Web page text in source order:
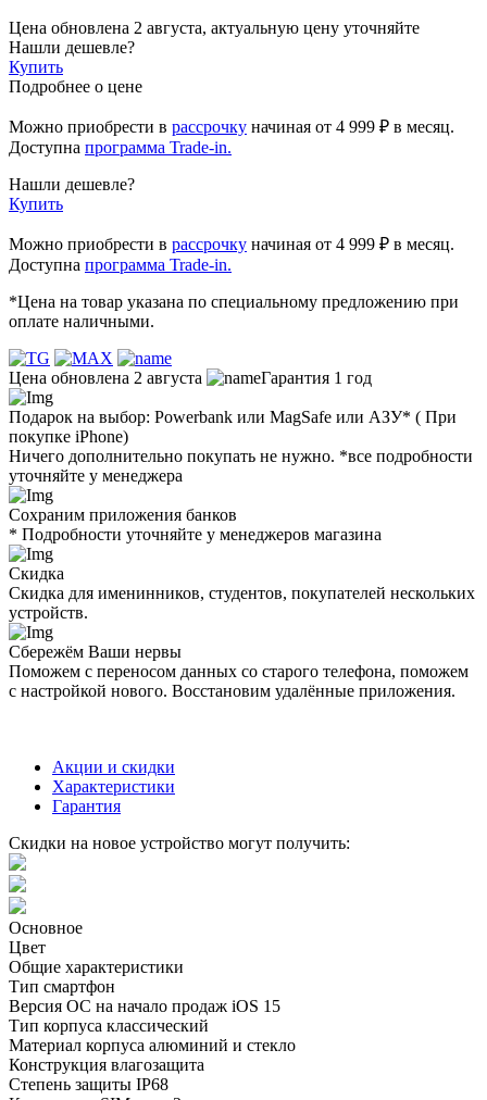
Цена обновлена 2 августа, актуальную цену уточняйте
Нашли дешевле?
Купить
Подробнее о цене
Можно приобрести в рассрочку начиная от 4 999 ₽ в месяц.
Доступна программа Trade-in.
Нашли дешевле?
Купить
Можно приобрести в рассрочку начиная от 4 999 ₽ в месяц.
Доступна программа Trade-in.
*Цена на товар указана по специальному предложению при
оплате наличными.
Цена обновлена 2 августа Гарантия 1 год
Подарок на выбор: Powerbank или MagSafe или AЗУ* ( При
покупке iPhone)
Ничего дополнительно покупать не нужно. *все подробности
уточняйте у менеджера
Сохраним приложения банков
* Подробности уточняйте у менеджеров магазина
Скидка
Скидка для именинников, студентов, покупателей нескольких
устройств.
Сбережём Ваши нервы
Поможем с переносом данных со старого телефона, поможем
с настройкой нового. Восстановим удалённые приложения.
Акции и скидки
Характеристики
Гарантия
Скидки на новое устройство могут получить:
Основное
Цвет
Общие характеристики
Тип смартфон
Версия ОС на начало продаж iOS 15
Тип корпуса классический
Материал корпуса алюминий и стекло
Конструкция влагозащита
Степень защиты IP68